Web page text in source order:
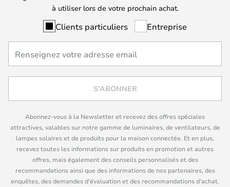
à utiliser lors de votre prochain achat.
Clients particuliers Entreprise
S'ABONNER
Abonnez-vous à la Newsletter et recevez des offres spéciales
attractives, valables sur notre gamme de luminaires, de ventilateurs, de
lampes solaires et de produits pour la maison connectée. Et en plus,
recevez toutes les informations sur produits en promotion et autres
offres, mais également des conseils personnalisés et des
recommandations ainsi que des informations de nos partenaires, des
enquêtes, des demandes d'évaluation et des recommandations d'achat.